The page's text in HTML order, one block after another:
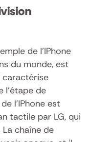
de l’IPhone
du monde, est
caractérise
l’étape de
l’IPhone est
tactile par LG, qui
chaîne de